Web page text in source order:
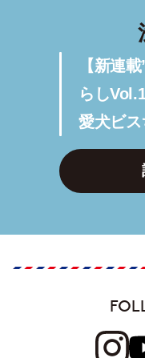
【新連
らし
愛犬ビス